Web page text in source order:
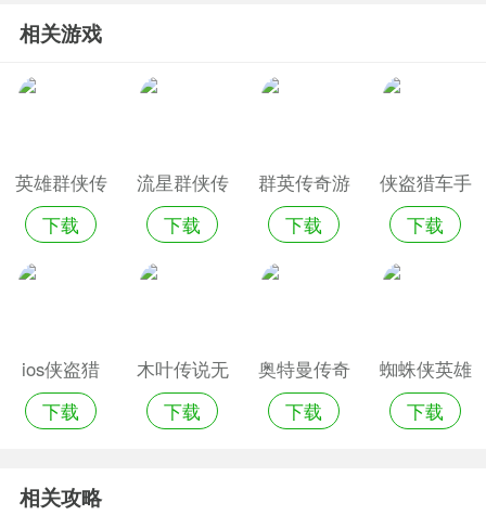
相关游戏
英雄群侠传
最新版
下载
流星群侠传
官网版
下载
群英传奇游
戏破解版
下载
侠盗猎车手
手游ios免
下载
ios侠盗猎
车手罪恶都
下载
木叶传说无
限钻石版
下载
奥特曼传奇
英雄ios版
下载
蜘蛛侠英雄
绳索传
下载
相关攻略